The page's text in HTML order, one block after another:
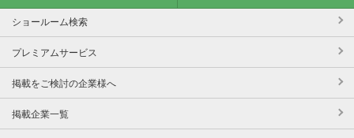
ショールーム検索
プレミアムサービス
掲載をご検討の企業様へ
掲載企業一覧